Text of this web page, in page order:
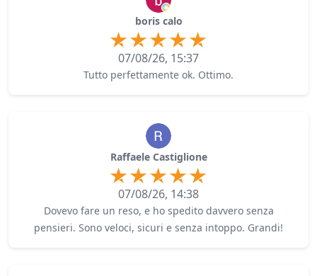
boris calo
07/08/26, 15:37
Tutto perfettamente ok. Ottimo.
Raffaele Castiglione
07/08/26, 14:38
Dovevo fare un reso, e ho spedito davvero senza
pensieri. Sono veloci, sicuri e senza intoppo. Grandi!